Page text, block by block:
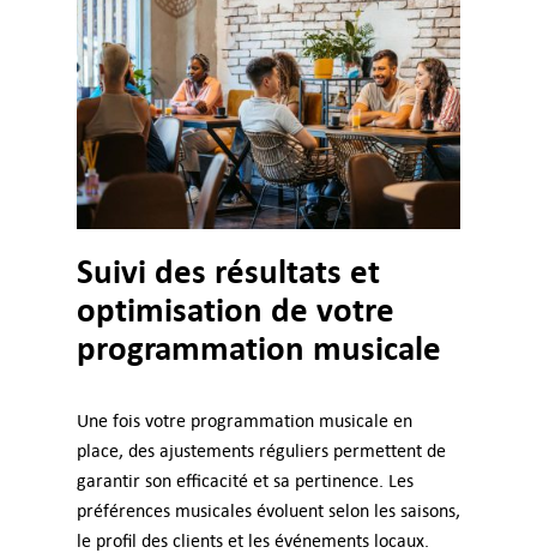
Suivi des résultats et
optimisation de votre
programmation musicale
Une fois votre programmation musicale en
place, des ajustements réguliers permettent de
garantir son efficacité et sa pertinence. Les
préférences musicales évoluent selon les saisons,
le profil des clients et les événements locaux.